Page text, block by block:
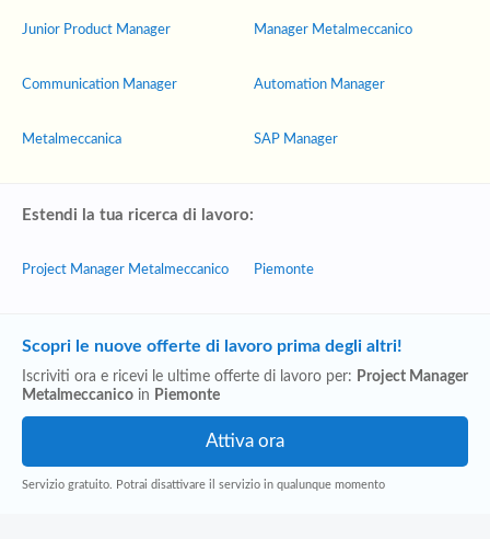
Junior Product Manager
Communication Manager
Metalmeccanica
Manager Metalmeccanico
Automation Manager
SAP Manager
Estendi la tua ricerca di lavoro:
Project Manager Metalmeccanico Piemonte
Scopri le nuove offerte di lavoro prima degli altri!
Iscriviti ora e ricevi le ultime offerte di lavoro per: Project Manager
Metalmeccanico in Piemonte
Servizio gratuito. Potrai disattivare il servizio in qualunque momento